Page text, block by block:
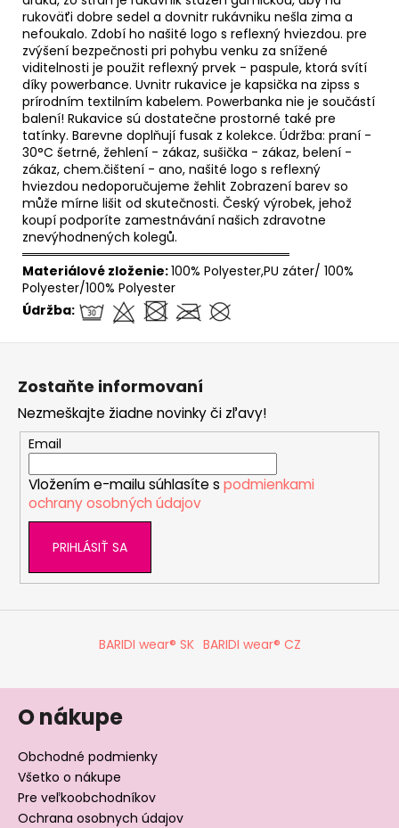
rukoväťi dobre sedel a dovnitr rukávniku nešla zima a
nefoukalo. Zdobí ho našité logo s reflexný hviezdou. pre
zvýšení bezpečnosti pri pohybu venku za snížené
viditelnosti je použit reflexný prvek - paspule, ktorá svítí
díky powerbance. Uvnitr rukavice je kapsička na zipss s
prírodním textilním kabelem. Powerbanka nie je součástí
balení! Rukavice sú dostatečne prostorné také pre
tatínky. Barevne doplňují fusak z kolekce. Údržba: praní -
30°C šetrné, žehlení - zákaz, sušička - zákaz, belení -
zákaz, chem.čištení - ano, našité logo s reflexný
hviezdou nedoporučujeme žehlit Zobrazení barev so
může mírne lišit od skutečnosti. Český výrobek, jehož
koupí podporíte zamestnávání našich zdravotne
znevýhodnených kolegů.
══════════════════════════════
Materiálové zloženie:100% Polyester,PU záter/ 100%
Polyester/100% Polyester
Údržba:
Zostaňte informovaní
Nezmeškajte žiadne novinky či zľavy!
Email
Vložením e-mailu súhlasíte s podmienkami
ochrany osobných údajov
PRIHLÁSIŤ SA
BARIDI wear® SK BARIDI wear® CZ
O nákupe
Obchodné podmienky
Všetko o nákupe
Pre veľkoobchodníkov
Ochrana osobnych údajov